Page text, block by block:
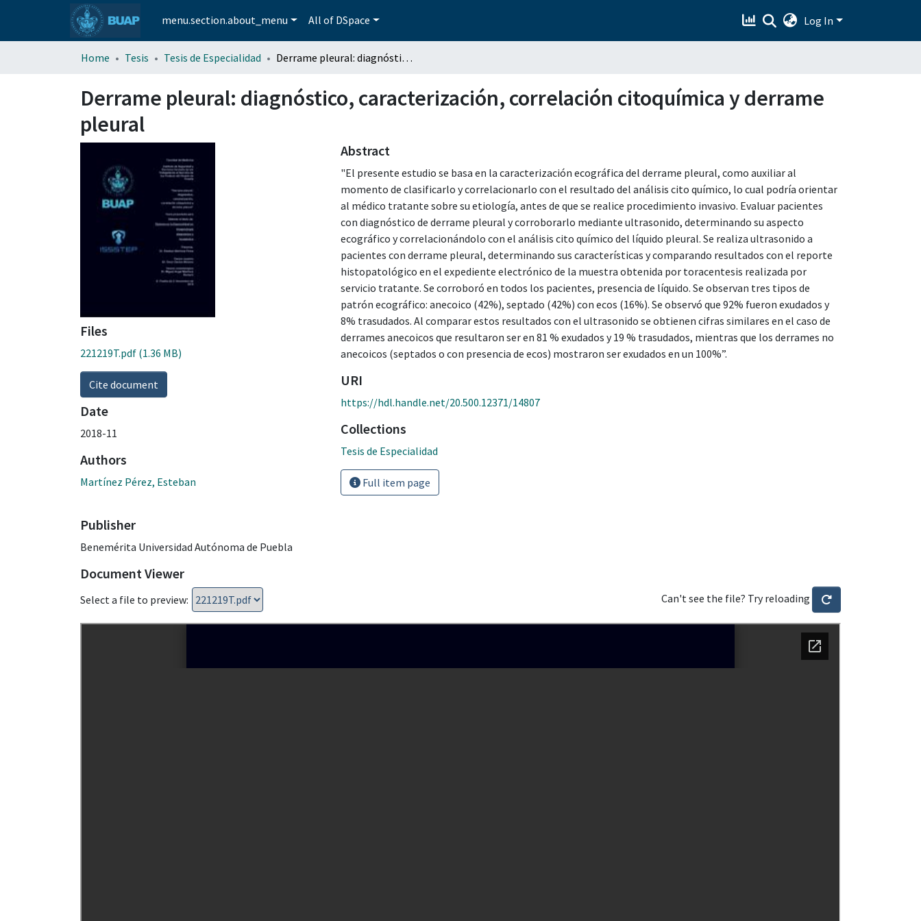
menu.section.about_menu All of DSpace Log In
Home Tesis Tesis de Especialidad Derrame pleural: diagnóstico, caracterización, correlación citoquímica y derrame pleural
Derrame pleural: diagnóstico, caracterización, correlación citoquímica y derrame
pleural
Files
221219T.pdf (1.36 MB)
Cite document
Date
2018-11
Authors
Martínez Pérez, Esteban
Publisher
Benemérita Universidad Autónoma de Puebla
Abstract
"El presente estudio se basa en la caracterización ecográfica del derrame pleural, como auxiliar al
momento de clasificarlo y correlacionarlo con el resultado del análisis cito químico, lo cual podría orientar
al médico tratante sobre su etiología, antes de que se realice procedimiento invasivo. Evaluar pacientes
con diagnóstico de derrame pleural y corroborarlo mediante ultrasonido, determinando su aspecto
ecográfico y correlacionándolo con el análisis cito químico del líquido pleural. Se realiza ultrasonido a
pacientes con derrame pleural, determinando sus características y comparando resultados con el reporte
histopatológico en el expediente electrónico de la muestra obtenida por toracentesis realizada por
servicio tratante. Se corroboró en todos los pacientes, presencia de líquido. Se observan tres tipos de
patrón ecográfico: anecoico (42%), septado (42%) con ecos (16%). Se observó que 92% fueron exudados y
8% trasudados. Al comparar estos resultados con el ultrasonido se obtienen cifras similares en el caso de
derrames anecoicos que resultaron ser en 81 % exudados y 19 % trasudados, mientras que los derrames no
anecoicos (septados o con presencia de ecos) mostraron ser exudados en un 100%”.
URI
https://hdl.handle.net/20.500.12371/14807
Collections
Tesis de Especialidad
Full item page
Document Viewer
Select a file to preview: Can't see the file? Try reloading